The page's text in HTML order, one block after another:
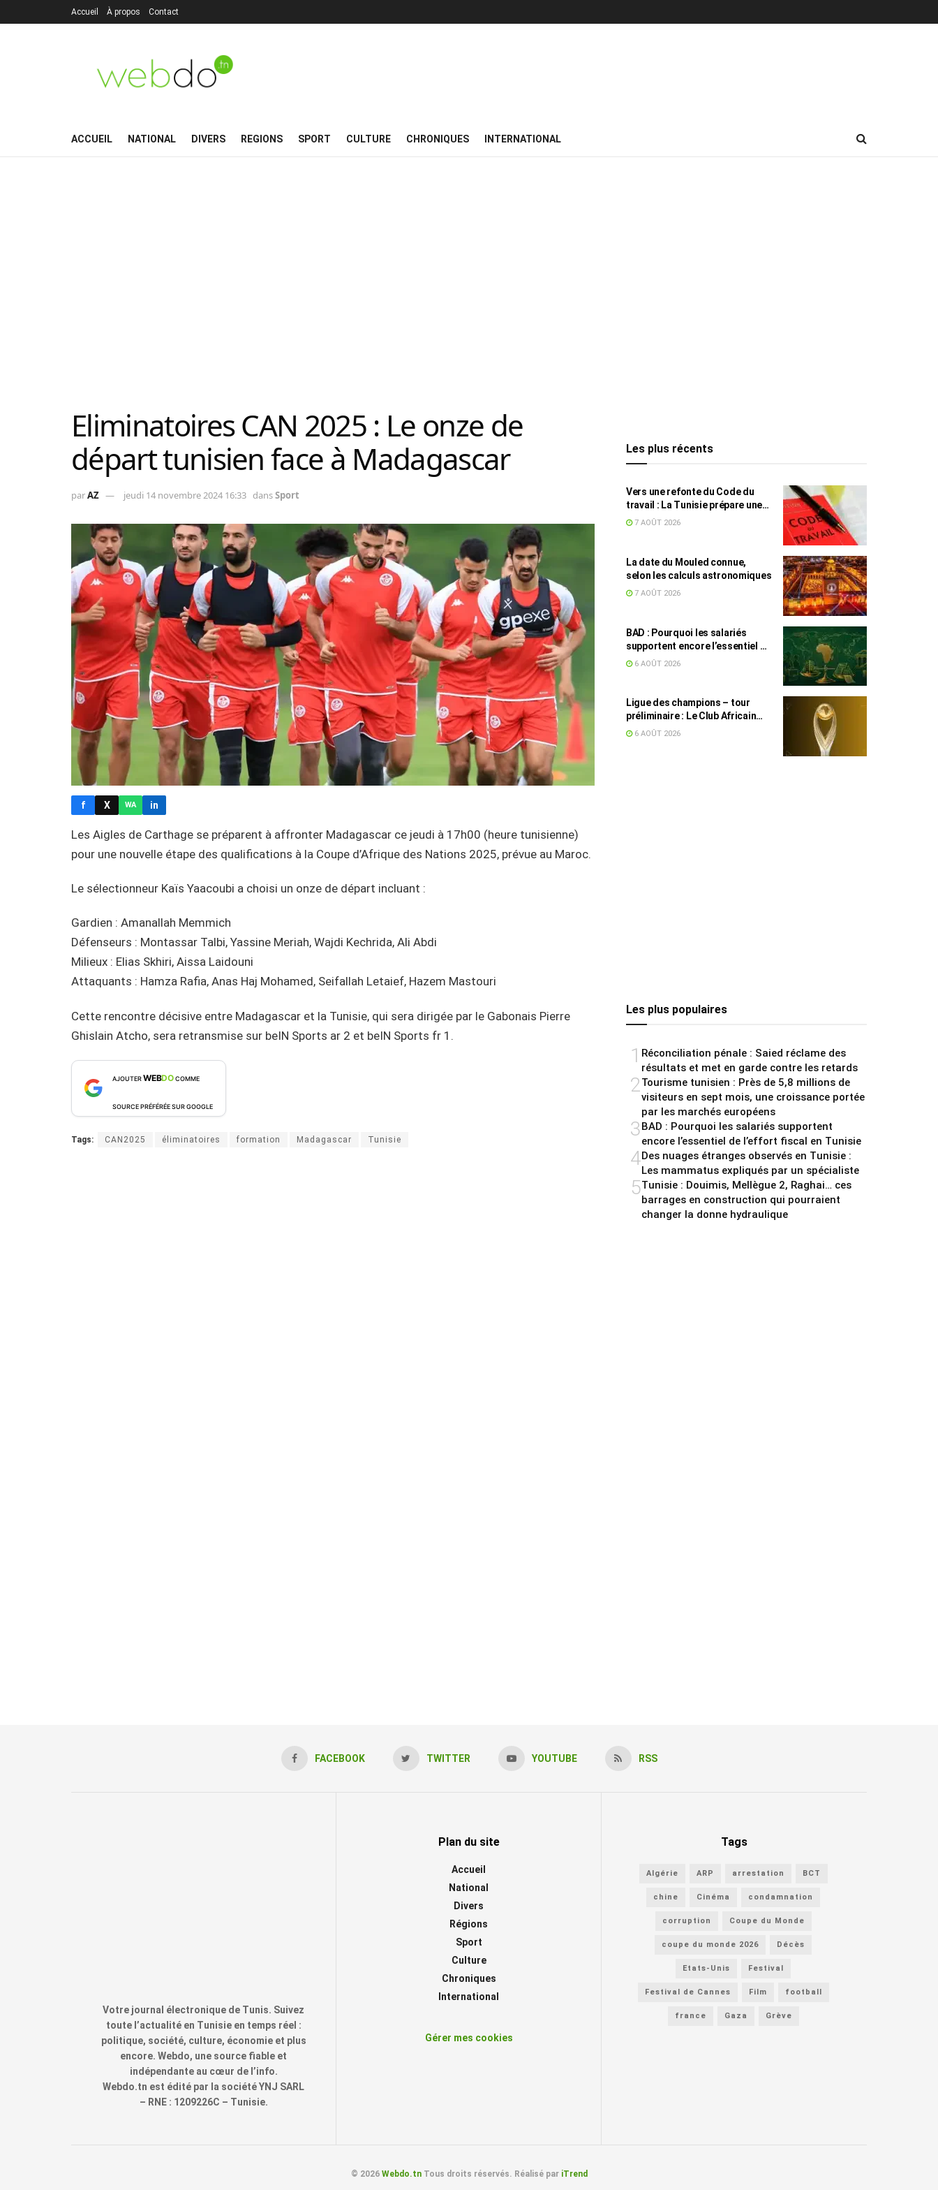
Accueil À propos Contact
ACCUEIL NATIONAL DIVERS REGIONS SPORT CULTURE CHRONIQUES INTERNATIONAL
Eliminatoires CAN 2025 : Le onze de
départ tunisien face à Madagascar
parAZ jeudi 14 novembre 2024 16:33 dansSport
f X WA in
Les Aigles de Carthage se préparent à affronter Madagascar ce jeudi à 17h00 (heure tunisienne)
pour une nouvelle étape des qualifications à la Coupe d’Afrique des Nations 2025, prévue au Maroc.
Le sélectionneur Kaïs Yaacoubi a choisi un onze de départ incluant :
Gardien : Amanallah Memmich
Défenseurs : Montassar Talbi, Yassine Meriah, Wajdi Kechrida, Ali Abdi
Milieux : Elias Skhiri, Aissa Laidouni
Attaquants : Hamza Rafia, Anas Haj Mohamed, Seifallah Letaief, Hazem Mastouri
Cette rencontre décisive entre Madagascar et la Tunisie, qui sera dirigée par le Gabonais Pierre
Ghislain Atcho, sera retransmise sur beIN Sports ar 2 et beIN Sports fr 1.
AJOUTERWEBDOCOMME
SOURCE PRÉFÉRÉE SUR GOOGLE
Tags: CAN2025 éliminatoires formation Madagascar Tunisie
Les plus récents
Vers une refonte du Code du
travail : La Tunisie prépare une
législation adaptée au
7 AOÛT 2026
La date du Mouled connue,
selon les calculs astronomiques
7 AOÛT 2026
BAD : Pourquoi les salariés
supportent encore l’essentiel de
l’effort fiscal en Tunisie
6 AOÛT 2026
Ligue des champions – tour
préliminaire : Le Club Africain
face au Djoliba AC
6 AOÛT 2026
Les plus populaires
1 Réconciliation pénale : Saied réclame des
résultats et met en garde contre les retards
2Tourisme tunisien : Près de 5,8 millions de
visiteurs en sept mois, une croissance portée
par les marchés européens
3BAD : Pourquoi les salariés supportent
encore l’essentiel de l’effort fiscal en Tunisie
4Des nuages étranges observés en Tunisie :
Les mammatus expliqués par un spécialiste
5Tunisie : Douimis, Mellègue 2, Raghai… ces
barrages en construction qui pourraient
changer la donne hydraulique
FACEBOOK TWITTER YOUTUBE RSS
Votre journal électronique de Tunis. Suivez
toute l’actualité en Tunisie en temps réel :
politique, société, culture, économie et plus
encore. Webdo, une source fiable et
indépendante au cœur de l’info.
Webdo.tn est édité par la société YNJ SARL
– RNE : 1209226C – Tunisie.
Plan du site
Accueil
National
Divers
Régions
Sport
Culture
Chroniques
International
Gérer mes cookies
Tags
Algérie ARP arrestation BCT
chine Cinéma condamnation
corruption Coupe du Monde
coupe du monde 2026 Décès
Etats-Unis Festival
Festival de Cannes Film football
france Gaza Grève
© 2026 Webdo.tnTous droits réservés. Réalisé par iTrend